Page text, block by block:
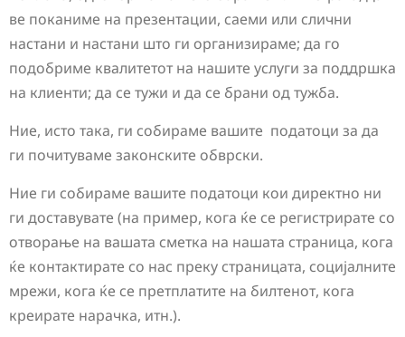
ве поканиме на презентации, саеми или слични
настани и настани што ги организираме; да го
подобриме квалитетот на нашите услуги за поддршка
на клиенти; да се тужи и да се брани од тужба.
Ние, исто така, ги собираме вашите податоци за да
ги почитуваме законските обврски.
Ние ги собираме вашите податоци кои директно ни
ги доставувате (на пример, кога ќе се регистрирате со
отворање на вашата сметка на нашата страница, кога
ќе контактирате со нас преку страницата, социјалните
мрежи, кога ќе се претплатите на билтенот, кога
креирате нарачка, итн.).